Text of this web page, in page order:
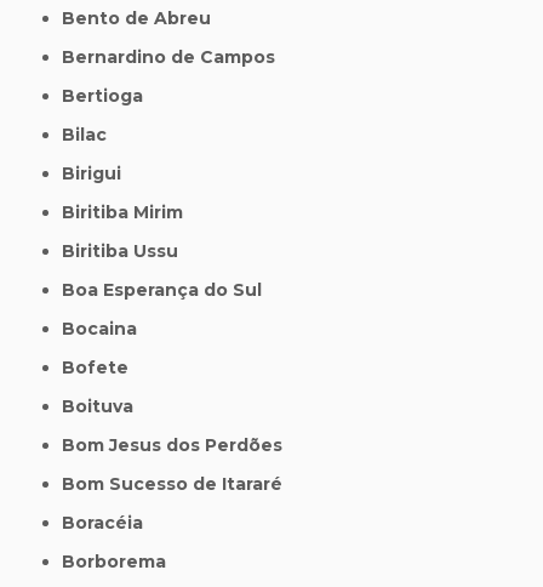
Bento de Abreu
Bernardino de Campos
Bertioga
Bilac
Birigui
Biritiba Mirim
Biritiba Ussu
Boa Esperança do Sul
Bocaina
Bofete
Boituva
Bom Jesus dos Perdões
Bom Sucesso de Itararé
Boracéia
Borborema